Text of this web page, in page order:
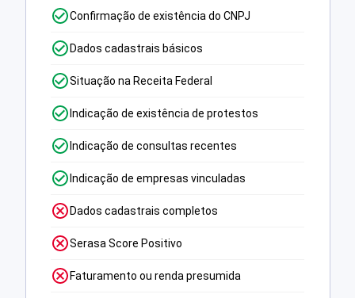
Confirmação de existência do CNPJ
Dados cadastrais básicos
Situação na Receita Federal
Indicação de existência de protestos
Indicação de consultas recentes
Indicação de empresas vinculadas
Dados cadastrais completos
Serasa Score Positivo
Faturamento ou renda presumida